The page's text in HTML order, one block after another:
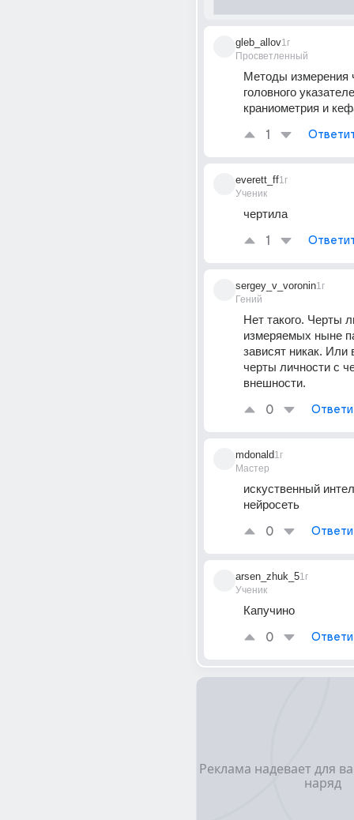
gleb_allov
Просветленный
1г
Методы измерения
головного
краниометрия и
1
everett_ff
Ученик
1г
чертила
1
sergey_v_voronin
Гений
1г
Нет такого. Черты
измеряемых ныне
зависят никак. Или
черты личности с
внешности.
0
mdonald
Мастер
1г
искуственный
нейросеть
0
arsen_zhuk_5
Ученик
1г
Капучино
0